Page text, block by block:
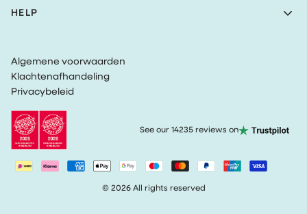
The Netherlands
VAT: NL862726335B01
Bundels
Wordt Ambassadeur
HELP
See our 14235 reviews on
Algemene voorwaarden
Klachtenafhandeling
Privacybeleid
© 2026 All rights reserved